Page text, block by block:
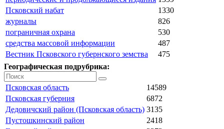
Псковский набат
1330
журналы
826
пограничная охрана
530
средства массовой информации
487
Вестник Псковского губернского земства
475
Географическая подрубрика:
Псковская область
14589
Псковская губерния
6872
Дедовичский район (Псковская область) 3135
Пустошкинский район
2418